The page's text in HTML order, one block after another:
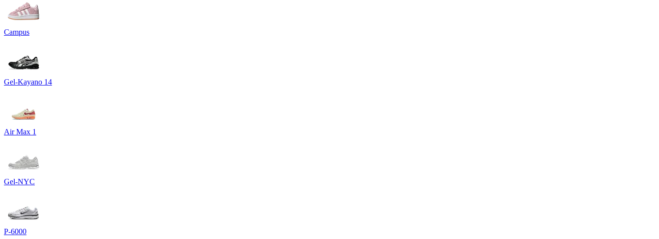
Campus
Gel-Kayano 14
Air Max 1
Gel-NYC
P-6000